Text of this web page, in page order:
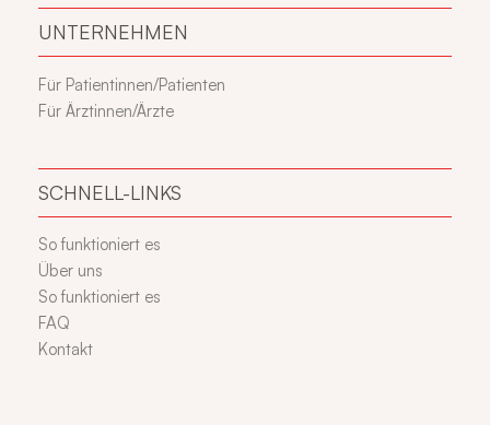
UNTERNEHMEN
Für Patientinnen/Patienten
Für Ärztinnen/Ärzte
SCHNELL-LINKS
So funktioniert es
Über uns
So funktioniert es
FAQ
Kontakt